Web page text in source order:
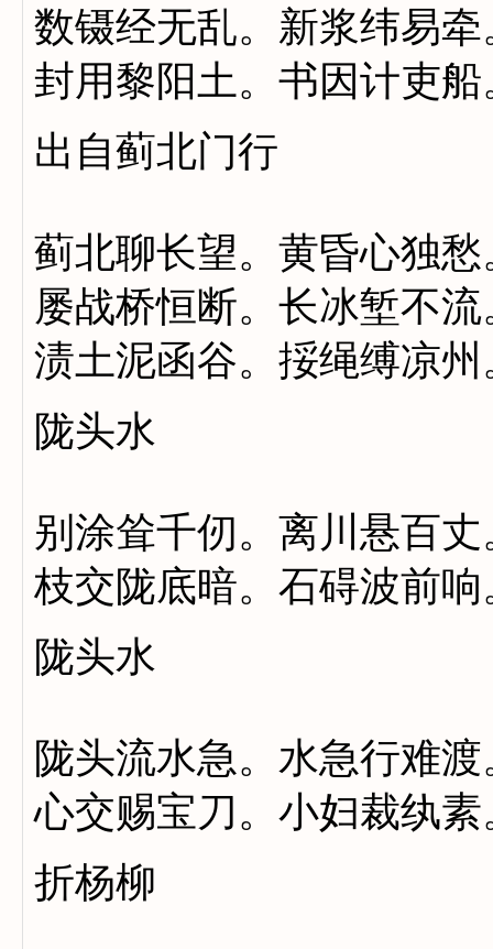
数镊经无乱。新浆纬易
封用黎阳土。书因计吏
出自蓟北门行
蓟北聊长望。黄昏心独
屡战桥恒断。长冰堑不
渍土泥函谷。挼绳缚凉
陇头水
别涂耸千仞。离川悬百
枝交陇底暗。石碍波前
陇头水
陇头流水急。水急行难
心交赐宝刀。小妇裁纨
折杨柳